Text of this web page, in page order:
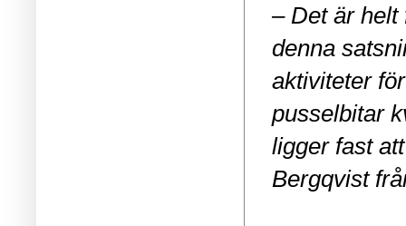
– Det är helt
denna
aktiviteter
pusselbitar
ligger fast
Bergqvist